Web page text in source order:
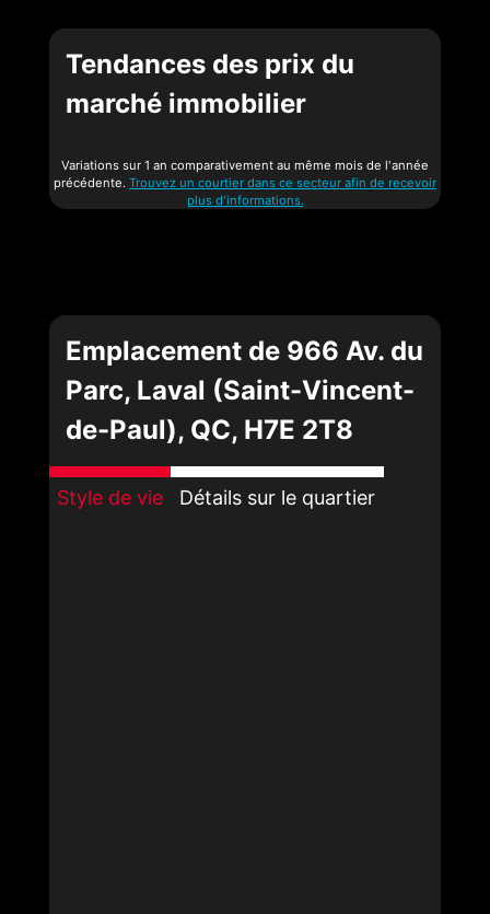
Tendances des prix du
marché immobilier
Variations sur 1 an comparativement au même mois de l'année
précédente. Trouvez un courtier dans ce secteur afin de recevoir
plus d'informations.
Emplacement de 966 Av. du
Parc, Laval (Saint-Vincent-
de-Paul), QC, H7E 2T8
Style de vie Détails sur le quartier